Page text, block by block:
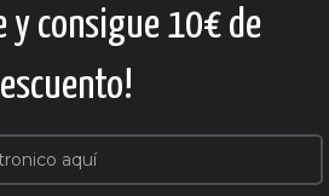
y consigue 10€ de